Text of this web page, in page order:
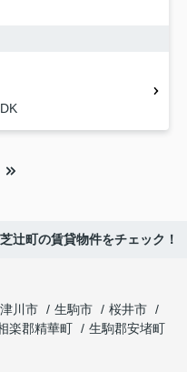
芝辻町の賃貸物件をチェック！
川市 生駒市
桜井市
楽郡精華町
生駒郡安堵町